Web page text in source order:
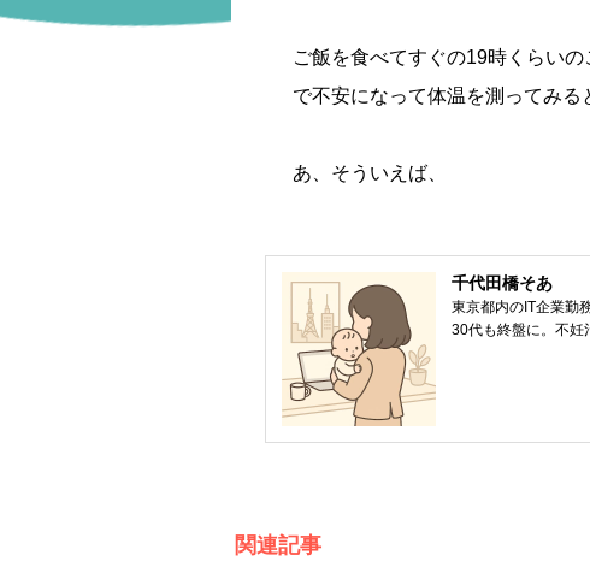
ご飯を食べてすぐの19時くらい
で不安になって体温を測ってみ
あ、そういえば、
千代田橋そあ
東京都内のIT企業勤
30代も終盤に。不妊
関連記事